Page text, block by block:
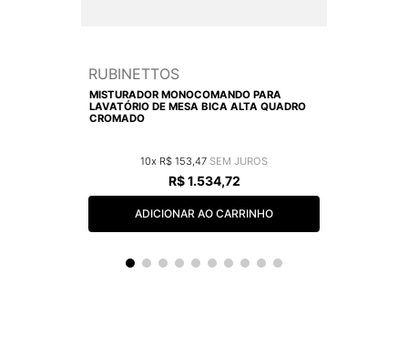
RUBINETTOS
MISTURADOR MONOCOMANDO PARA
LAVATÓRIO DE MESA BICA ALTA QUADRO
CROMADO
10 R$ 153 47
R$ 1.534,72
ADICIONAR AO CARRINHO